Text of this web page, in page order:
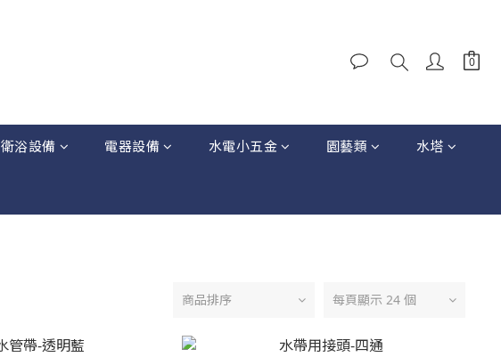
衛浴設備 電器設備 水電小五金 園藝類 水塔
商品排序 每頁顯示 24 個